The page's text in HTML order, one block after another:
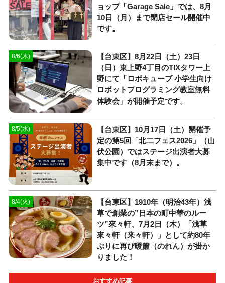
ョップ「Garage Sale」では、8月
10日（月）まで閉店セール開催中
です。
8/6(木)
【台東区】8月22日（土）23日
（日）東上野4丁目のTIXタワー上
野にて「ロボキューブ 小学生向け
ロボットプログラミング教室無料
体験会」が開催予定です。
8/5(水)
【台東区】10月17日（土）開催予
定の第5回「北二フェス2026」（山
伏公園）ではステージ出演者大募
集中です（8月末まで）。
8/4(火)
【台東区】1910年（明治43年）浅
草で創業の”日本の町中華のルー
ツ”來々軒、7月2日（木）「浅草
來々軒（来々軒）」として約80年
ぶりに再び暖簾（のれん）が掛か
りました！
おすすめ記事